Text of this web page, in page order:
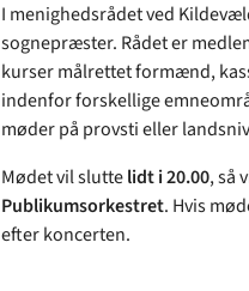
I menighedsrådet ved
sognepræster. Rådet er
kurser målrettet formænd,
indenfor forskellige
møder på provsti eller
Mødet vil sluttelidt i 20.00, så
Publikumsorkestret. Hvis
efter koncerten.